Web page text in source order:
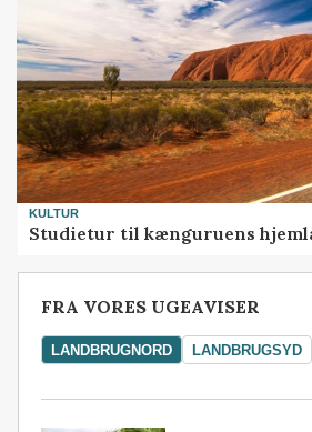
KULTUR
Studietur til kænguruens
FRA VORES UGEAVISER
LANDBRUGNORD LANDBRUGSYD